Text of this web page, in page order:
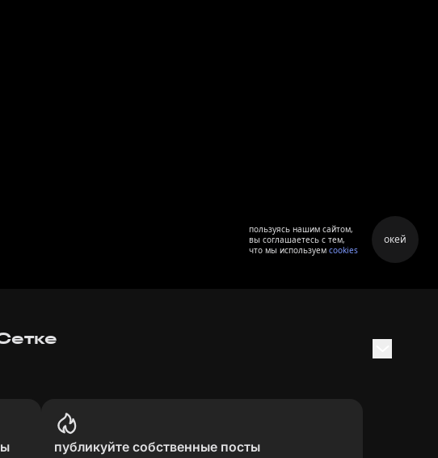
публикуйте собственные посты
пользуясь нашим сайтом,
вы соглашаетесь с тем,
что мы используем cookies
окей